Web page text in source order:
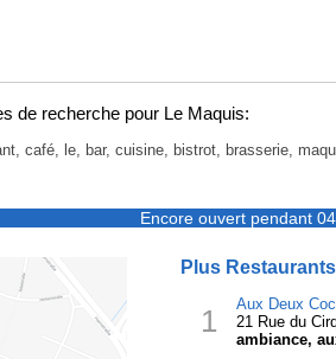
de recherche pour Le Maquis:
café, le, bar, cuisine, bistrot, brasserie,
Encore ouvert pendant
Plus
1 Aux Deux
21 Rue du
ambiance,